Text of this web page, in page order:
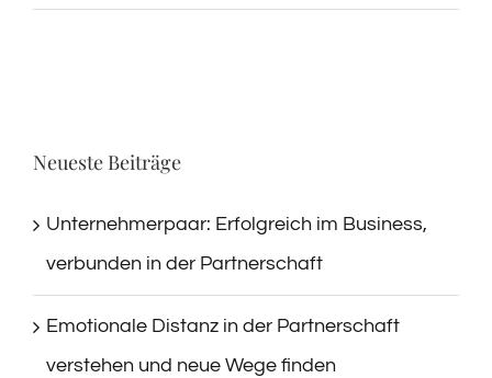
Neueste Beiträge
Unternehmerpaar: Erfolgreich im Business,
verbunden in der Partnerschaft
Emotionale Distanz in der Partnerschaft
verstehen und neue Wege finden